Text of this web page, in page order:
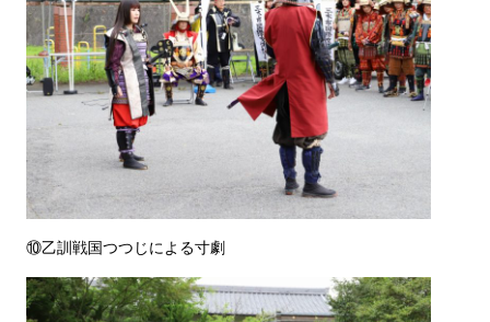
⑩乙訓戦国つつじによる寸劇